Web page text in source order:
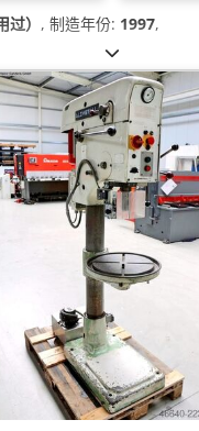
） , 制造年份: 1997,